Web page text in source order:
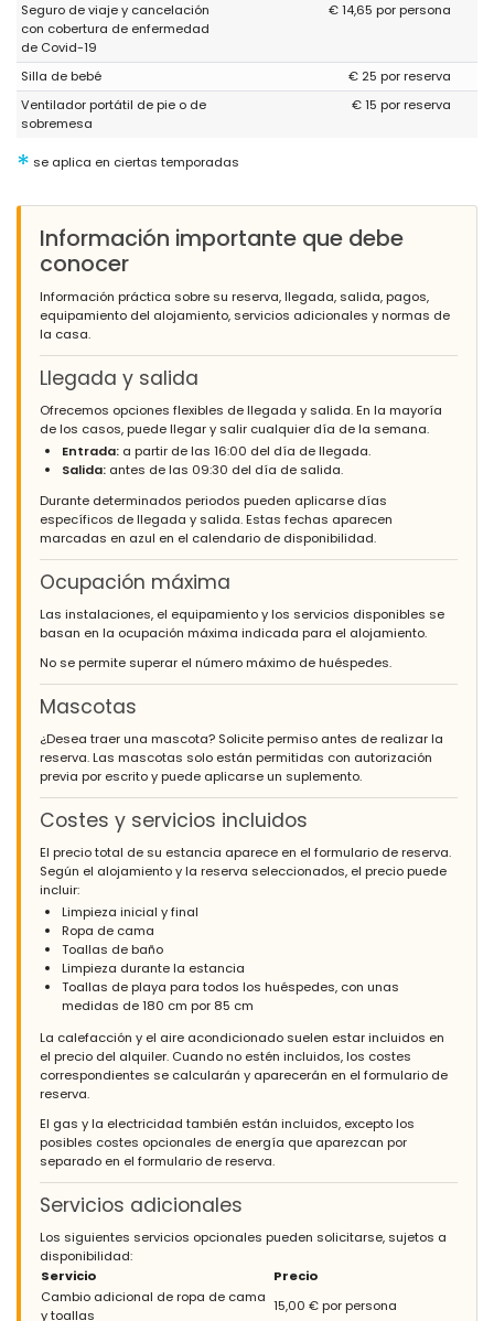
Seguro de viaje y cancelación
con cobertura de enfermedad
de Covid-19
€ 14,65 por persona
Silla de bebé
€ 25 por reserva
Ventilador portátil de pie o de
sobremesa
€ 15 por reserva
* se aplica en ciertas temporadas
Información importante que debe
conocer
Información práctica sobre su reserva, llegada, salida, pagos,
equipamiento del alojamiento, servicios adicionales y normas de
la casa.
Llegada y salida
Ofrecemos opciones flexibles de llegada y salida. En la mayoría
de los casos, puede llegar y salir cualquier día de la semana.
Entrada: a partir de las 16:00 del día de llegada.
Salida: antes de las 09:30 del día de salida.
Durante determinados periodos pueden aplicarse días
específicos de llegada y salida. Estas fechas aparecen
marcadas en azul en el calendario de disponibilidad.
Ocupación máxima
Las instalaciones, el equipamiento y los servicios disponibles se
basan en la ocupación máxima indicada para el alojamiento.
No se permite superar el número máximo de huéspedes.
Mascotas
¿Desea traer una mascota? Solicite permiso antes de realizar la
reserva. Las mascotas solo están permitidas con autorización
previa por escrito y puede aplicarse un suplemento.
Costes y servicios incluidos
El precio total de su estancia aparece en el formulario de reserva.
Según el alojamiento y la reserva seleccionados, el precio puede
incluir:
Limpieza inicial y final
Ropa de cama
Toallas de baño
Limpieza durante la estancia
Toallas de playa para todos los huéspedes, con unas
medidas de 180 cm por 85 cm
La calefacción y el aire acondicionado suelen estar incluidos en
el precio del alquiler. Cuando no estén incluidos, los costes
correspondientes se calcularán y aparecerán en el formulario de
reserva.
El gas y la electricidad también están incluidos, excepto los
posibles costes opcionales de energía que aparezcan por
separado en el formulario de reserva.
Servicios adicionales
Los siguientes servicios opcionales pueden solicitarse, sujetos a
disponibilidad:
Servicio
Precio
Cambio adicional de ropa de cama
y toallas
15,00 € por persona